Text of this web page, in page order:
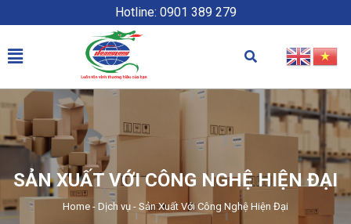
Hotline: 0901 389 279
SẢN XUẤT VỚI CÔNG NGHỆ HIỆN ĐẠI
Home - Dịch vụ - Sản Xuất Với Công Nghệ Hiện Đại